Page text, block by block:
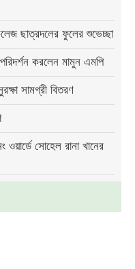
ছাত্রদলের ফুলের শুভেচ্ছা
পরিদর্শন করলেন মামুন এমপি
সামগ্রী বিতরণ
ওয়ার্ডে সোহেল রানা খানের